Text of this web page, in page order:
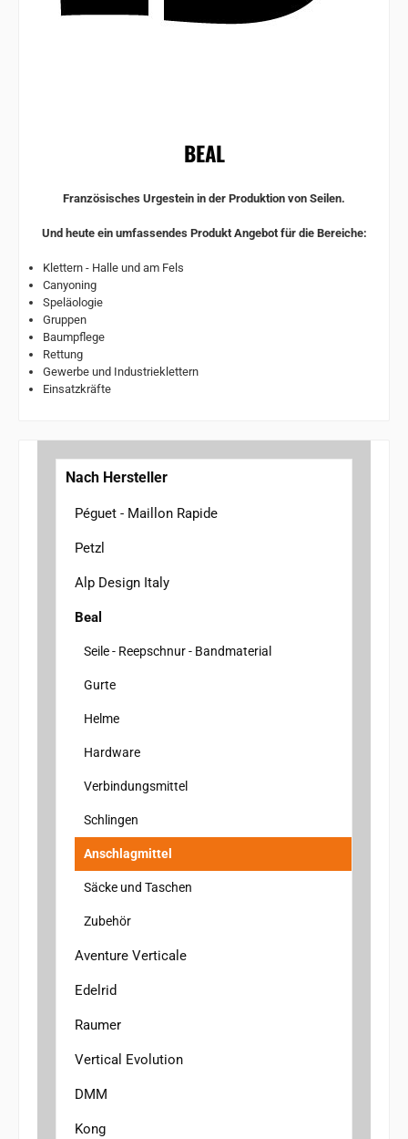
BEAL
Französisches Urgestein in der Produktion von Seilen.
Und heute ein umfassendes Produkt Angebot für die Bereiche:
Klettern - Halle und am Fels
Canyoning
Speläologie
Gruppen
Baumpflege
Rettung
Gewerbe und Industrieklettern
Einsatzkräfte
Nach Hersteller
Péguet - Maillon Rapide
Petzl
Alp Design Italy
Beal
Seile - Reepschnur - Bandmaterial
Gurte
Helme
Hardware
Verbindungsmittel
Schlingen
Anschlagmittel
Säcke und Taschen
Zubehör
Aventure Verticale
Edelrid
Raumer
Vertical Evolution
DMM
Kong